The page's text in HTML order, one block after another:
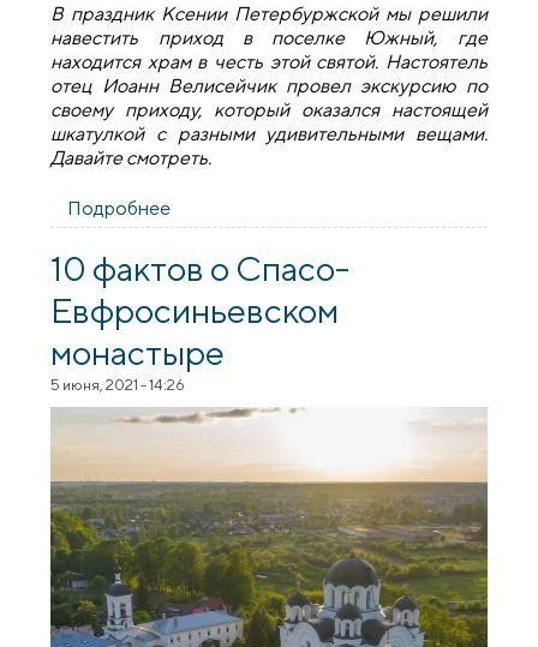
В праздник Ксении Петербуржской мы решили
навестить приход в поселке Южный, где
находится храм в честь этой святой. Настоятель
отец Иоанн Велисейчик провел экскурсию по
своему приходу, который оказался настоящей
шкатулкой с разными удивительными вещами.
Давайте смотреть.
Подробнее
с сокровищами
10 фактов о Спасо-
Евфросиньевском
монастыре
5 июня, 2021 - 14:26